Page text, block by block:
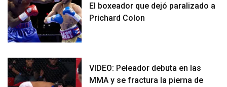
El boxeador que dejó paralizado a
Prichard Colon
VIDEO: Peleador debuta en las
MMA y se fractura la pierna de